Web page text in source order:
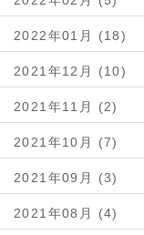
2022年01月 (18)
2021年12月 (10)
2021年11月 (2)
2021年10月 (7)
2021年09月 (3)
2021年08月 (4)